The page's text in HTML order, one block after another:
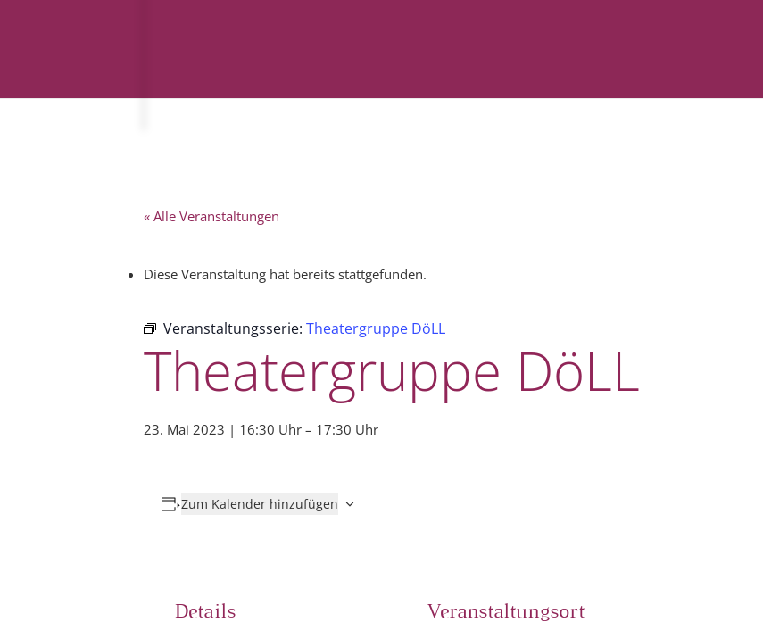
« Alle Veranstaltungen
Diese Veranstaltung hat bereits stattgefunden.
Veranstaltungsserie: Theatergruppe DöLL
Theatergruppe DöLL
23. Mai 2023 | 16:30 Uhr – 17:30 Uhr
Zum Kalender hinzufügen
Details
Veranstaltungsort